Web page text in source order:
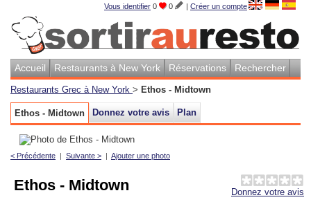
Vous identifier 0 0 | Créer un compte
Accueil Restaurants à New York Réservations Rechercher
Restaurants Grec à New York > Ethos - Midtown
Ethos - Midtown Donnez votre avis Plan
< Précédente | Suivante > | Ajouter une photo
Donnez votre avis
Ethos - Midtown